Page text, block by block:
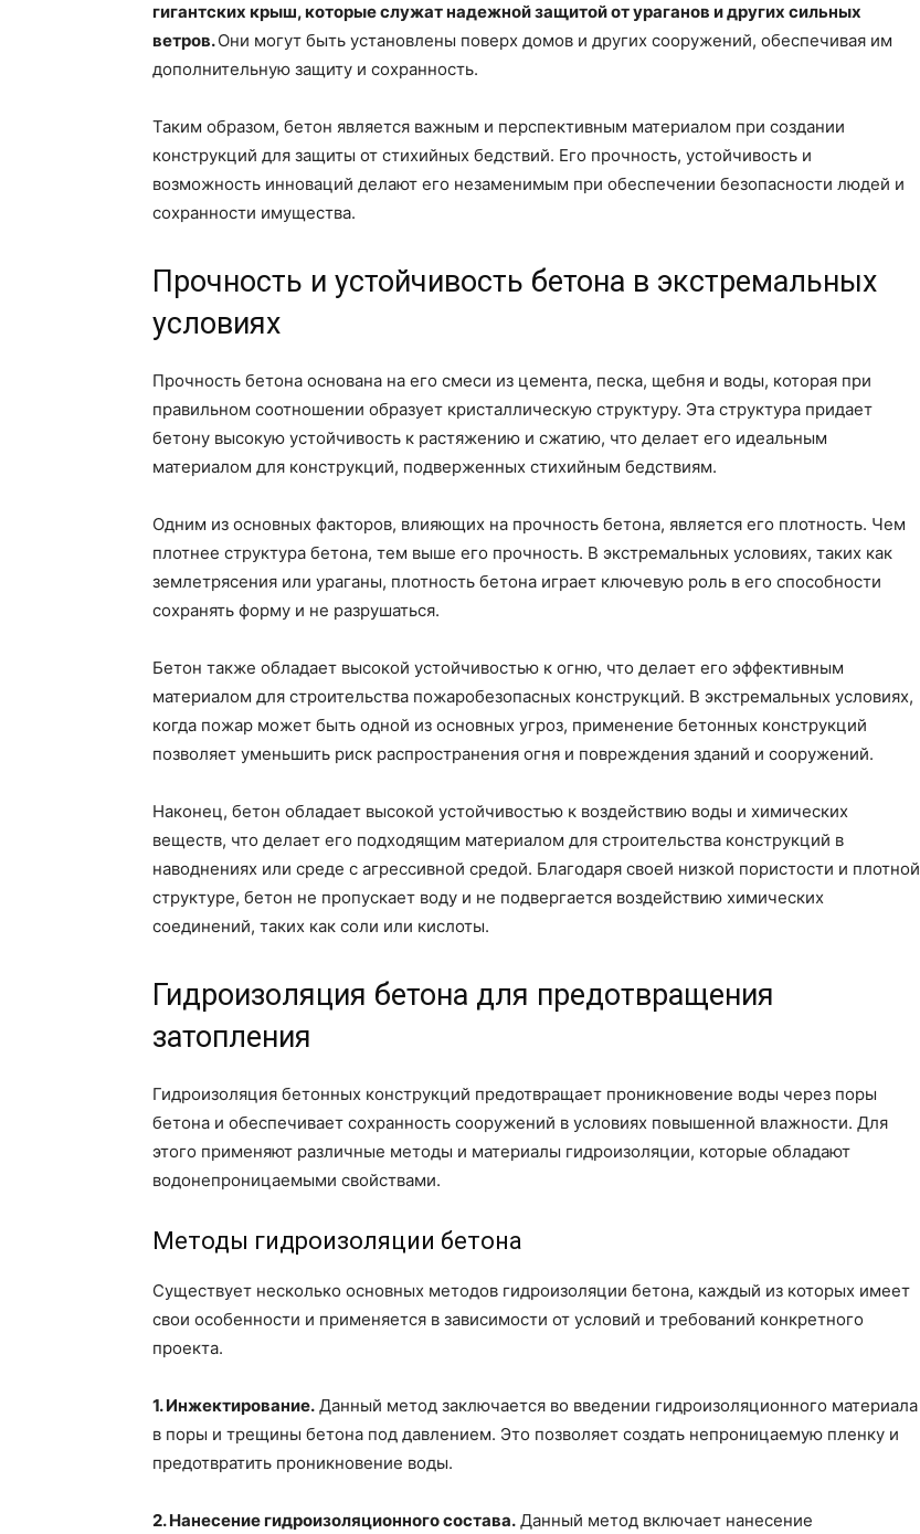
гигантских крыш, которые служат надежной защитой от ураганов и других сильных
ветров.Они могут быть установлены поверх домов и других сооружений, обеспечивая им
дополнительную защиту и сохранность.
Таким образом, бетон является важным и перспективным материалом при создании
конструкций для защиты от стихийных бедствий. Его прочность, устойчивость и
возможность инноваций делают его незаменимым при обеспечении безопасности людей и
сохранности имущества.
Прочность и устойчивость бетона в экстремальных
условиях
Прочность бетона основана на его смеси из цемента, песка, щебня и воды, которая при
правильном соотношении образует кристаллическую структуру. Эта структура придает
бетону высокую устойчивость к растяжению и сжатию, что делает его идеальным
материалом для конструкций, подверженных стихийным бедствиям.
Одним из основных факторов, влияющих на прочность бетона, является его плотность. Чем
плотнее структура бетона, тем выше его прочность. В экстремальных условиях, таких как
землетрясения или ураганы, плотность бетона играет ключевую роль в его способности
сохранять форму и не разрушаться.
Бетон также обладает высокой устойчивостью к огню, что делает его эффективным
материалом для строительства пожаробезопасных конструкций. В экстремальных условиях,
когда пожар может быть одной из основных угроз, применение бетонных конструкций
позволяет уменьшить риск распространения огня и повреждения зданий и сооружений.
Наконец, бетон обладает высокой устойчивостью к воздействию воды и химических
веществ, что делает его подходящим материалом для строительства конструкций в
наводнениях или среде с агрессивной средой. Благодаря своей низкой пористости и плотной
структуре, бетон не пропускает воду и не подвергается воздействию химических
соединений, таких как соли или кислоты.
Гидроизоляция бетона для предотвращения
затопления
Гидроизоляция бетонных конструкций предотвращает проникновение воды через поры
бетона и обеспечивает сохранность сооружений в условиях повышенной влажности. Для
этого применяют различные методы и материалы гидроизоляции, которые обладают
водонепроницаемыми свойствами.
Методы гидроизоляции бетона
Существует несколько основных методов гидроизоляции бетона, каждый из которых имеет
свои особенности и применяется в зависимости от условий и требований конкретного
проекта.
1. Инжектирование. Данный метод заключается во введении гидроизоляционного материала
в поры и трещины бетона под давлением. Это позволяет создать непроницаемую пленку и
предотвратить проникновение воды.
2. Нанесение гидроизоляционного состава. Данный метод включает нанесение